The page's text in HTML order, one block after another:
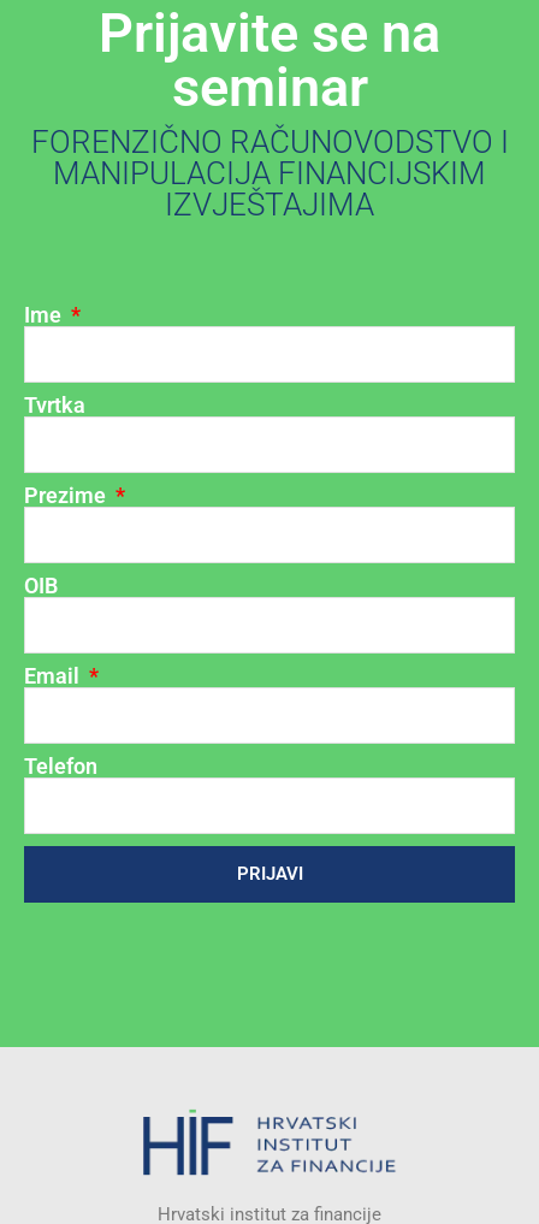
Prijavite se na
seminar
FORENZIČNO RAČUNOVODSTVO I
MANIPULACIJA FINANCIJSKIM
IZVJEŠTAJIMA
Ime
Tvrtka
Prezime
OIB
Email
Telefon
PRIJAVI
Hrvatski institut za financije